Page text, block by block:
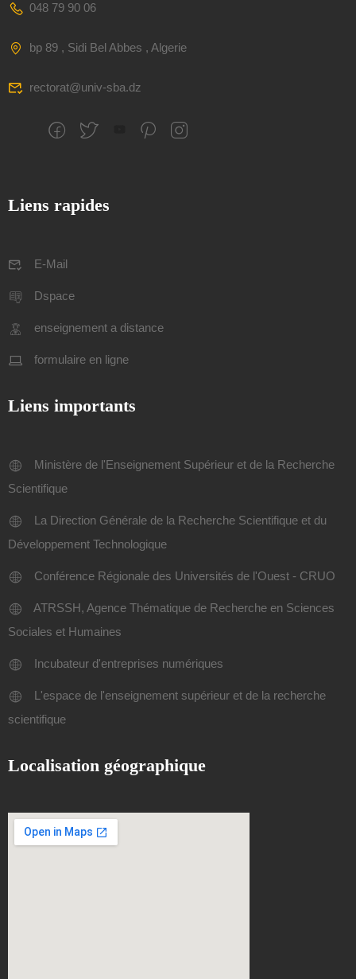
048 79 90 06
bp 89 , Sidi Bel Abbes , Algerie
rectorat@univ-sba.dz
Liens rapides
E-Mail
Dspace
enseignement a distance
formulaire en ligne
Liens importants
Ministère de l'Enseignement Supérieur et de la Recherche
Scientifique
La Direction Générale de la Recherche Scientifique et du
Développement Technologique
Conférence Régionale des Universités de l'Ouest - CRUO
ATRSSH, Agence Thématique de Recherche en Sciences
Sociales et Humaines
Incubateur d'entreprises numériques
L'espace de l'enseignement supérieur et de la recherche
scientifique
Localisation géographique